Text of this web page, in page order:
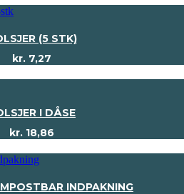
(5 STK)
kr.7,27
I DÅSE
kr.18,86
INDPAKNING